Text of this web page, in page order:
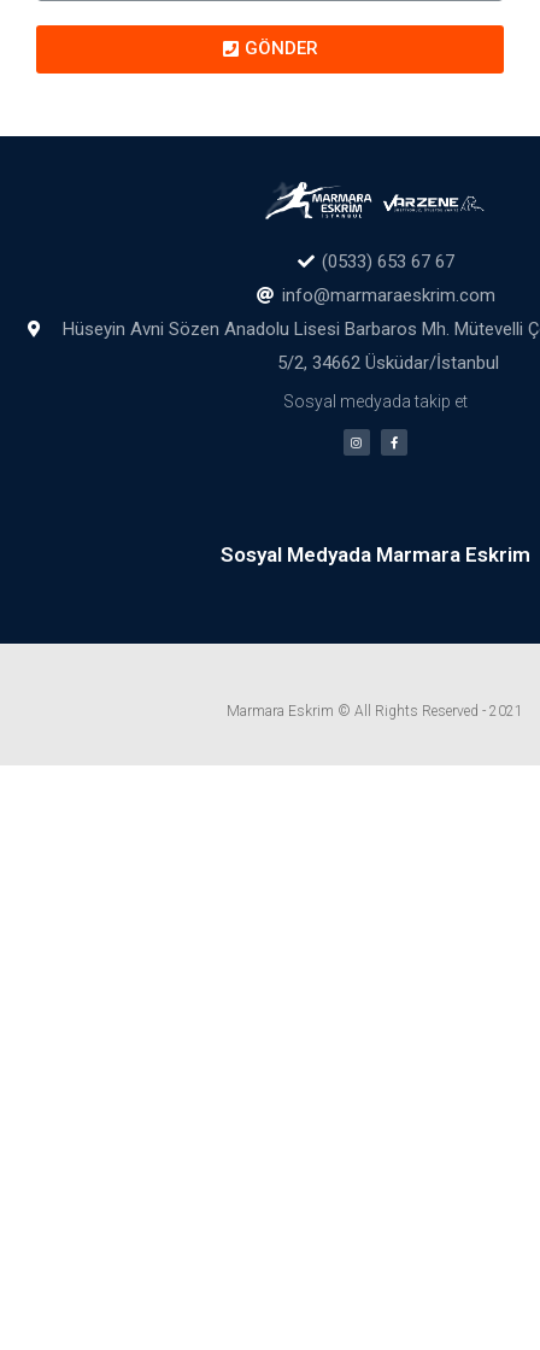
GÖNDER
(0533) 653 67 67
info@marmaraeskrim.com
Hüseyin Avni Sözen Anadolu Lisesi Barbaros Mh. Mütevelli
5/2, 34662 Üsküdar/İstanbul
Sosyal medyada takip et
Sosyal Medyada Marmara Eskrim
Marmara Eskrim © All Rights Reserved - 2021